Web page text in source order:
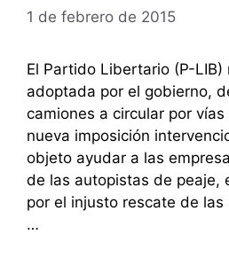
1 de febrero de 2015
El Partido Libertario (P-LIB)
adoptada por el gobierno,
camiones a circular por
nueva imposición
objeto ayudar a las
de las autopistas de peaje,
por el injusto rescate de las
…